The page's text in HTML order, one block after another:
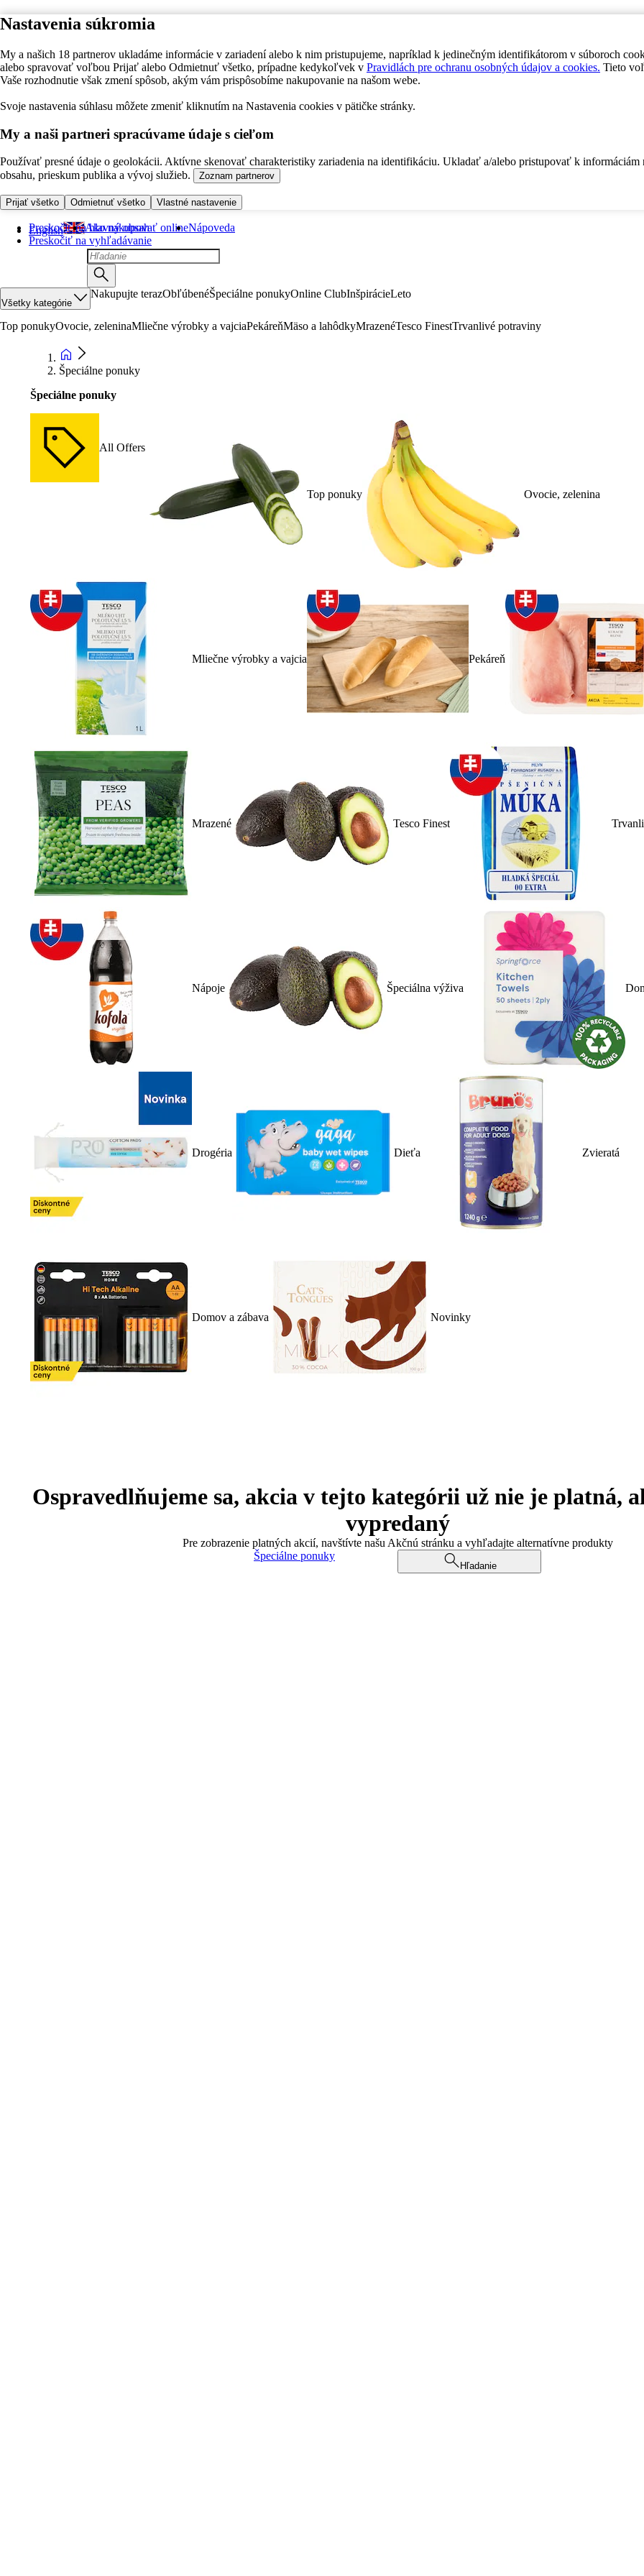
Nastavenia súkromia
My a našich 18 partnerov ukladáme informácie v zariadení alebo k nim pristupujeme, napríklad k jedinečným identifikátorom v súboroch
alebo spravovať voľbou Prijať alebo Odmietnuť všetko, prípadne kedykoľvek v Pravidlách pre ochranu osobných údajov a cookies. Tieto
Vaše rozhodnutie však zmení spôsob, akým vám prispôsobíme nakupovanie na našom webe.
Svoje nastavenia súhlasu môžete zmeniť kliknutím na Nastavenia cookies v pätičke stránky.
My a naši partneri spracúvame údaje s cieľom
Používať presné údaje o geolokácii. Aktívne skenovať charakteristiky zariadenia na identifikáciu. Ukladať a/alebo pristupovať k informáciám
obsahu, prieskum publika a vývoj služieb.
Zoznam partnerov
Prijať všetko Odmietnuť všetko Vlastné nastavenie
Preskočiť na hlavný obsah
Preskočiť na vyhľadávanie
English Ako nakupovať onlineNápoveda
Všetky kategórie
Nakupujte terazObľúbenéŠpeciálne ponukyOnline ClubInšpirácieLeto
Top ponukyOvocie, zeleninaMliečne výrobky a vajciaPekáreňMäso a lahôdkyMrazenéTesco FinestTrvanlivé potraviny
Špeciálne ponuky
Špeciálne ponuky
All Offers
Top ponuky Ovocie, zelenina
Mliečne výrobky a vajcia Pekáreň
Mrazené Tesco Finest
Nápoje Špeciálna výživa
Drogéria Dieťa Zvieratá
Domov a zábava Novinky
Ospravedlňujeme sa, akcia v tejto kategórii už nie je platná,
vypredaný
Pre zobrazenie platných akcií, navštívte našu Akčnú stránku a vyhľadajte alternatívne produkty
Špeciálne ponuky
Hľadanie